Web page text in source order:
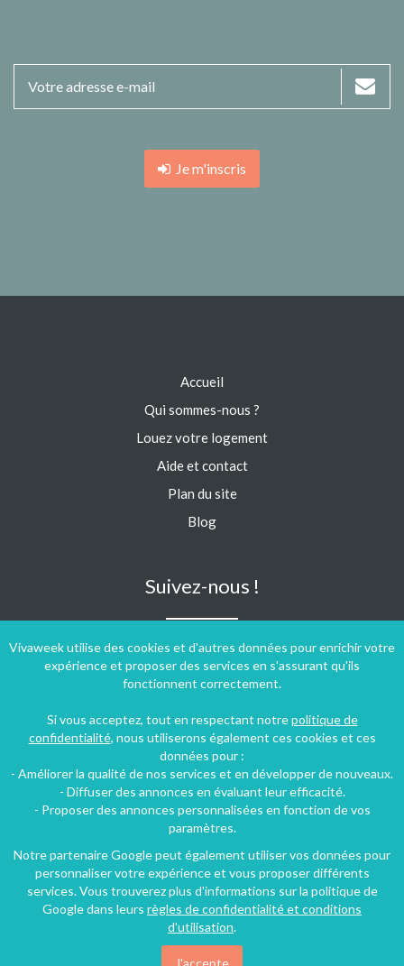
Je m'inscris
Vivaweek utilise des cookies et d'autres données pour enrichir votre
expérience et proposer des services en s'assurant qu'ils
fonctionnent correctement.
Si vous acceptez, tout en respectant notrepolitique de
confidentialité, nous utiliserons également ces cookies et ces
données pour :
- Améliorer la qualité de nos services et en développer de nouveaux.
- Diffuser des annonces en évaluant leur efficacité.
- Proposer des annonces personnalisées en fonction de vos
paramètres.
Notre partenaire Google peut également utiliser vos données pour
personnaliser votre expérience et vous proposer différents
services. Vous trouverez plus d'informations sur la politique de
Google dans leurs règles de confidentialité et conditions
d'utilisation.
J'accepte
Accueil
Qui sommes-nous ?
Louez votre logement
Aide et contact
Plan du site
Blog
Suivez-nous !
Conditions générales d'utilisation- Politique de confidentialité
Copyright © 2009 ‐ 2026 Vivaweek ‐ Tous droits réservés ‐
Dernière mise à jour du site : 07 août 2026